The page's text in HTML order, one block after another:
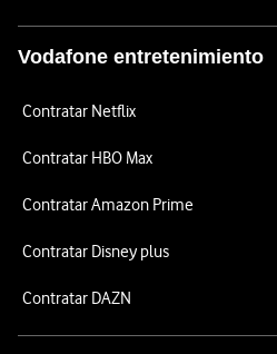
Vodafone entretenimiento
Contratar Netflix
Contratar HBO Max
Contratar Amazon Prime
Contratar Disney plus
Contratar DAZN